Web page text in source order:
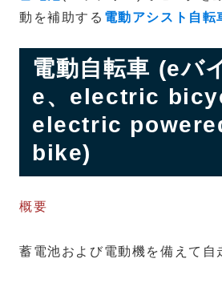
動を補助する 電動アシスト自転
電動自転車 (eバ
e、electric
electric
bike)
概要
蓄電池および電動機を備えて自